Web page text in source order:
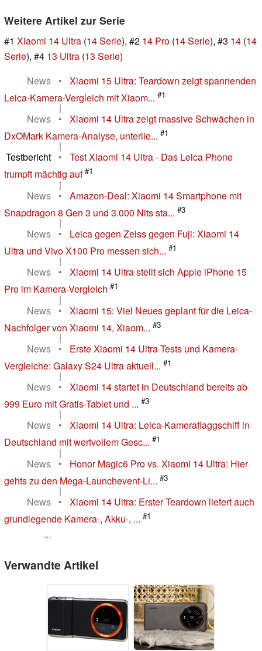
Weitere Artikel zur Serie
#1 Xiaomi 14 Ultra (14 Serie), #2 14 Pro (14 Serie), #3 14 (14
Serie), #4 13 Ultra (13 Serie)
News
•
Xiaomi 15 Ultra: Teardown zeigt spannenden
Leica-Kamera-Vergleich mit Xiaom... #1
|
News
•
Xiaomi 14 Ultra zeigt massive Schwächen in
DxOMark Kamera-Analyse, unterlie... #1
|
Testbericht
•
Test Xiaomi 14 Ultra - Das Leica Phone
trumpft mächtig auf #1
|
News
•
Amazon-Deal: Xiaomi 14 Smartphone mit
Snapdragon 8 Gen 3 und 3.000 Nits sta... #3
|
News
•
Leica gegen Zeiss gegen Fuji: Xiaomi 14
Ultra und Vivo X100 Pro messen sich... #1
|
News
•
Xiaomi 14 Ultra stellt sich Apple iPhone 15
Pro im Kamera-Vergleich #1
|
News
•
Xiaomi 15: Viel Neues geplant für die Leica-
Nachfolger von Xiaomi 14, Xiaom... #3
|
News
•
Erste Xiaomi 14 Ultra Tests und Kamera-
Vergleiche: Galaxy S24 Ultra aktuell... #1
|
News
•
Xiaomi 14 startet in Deutschland bereits ab
999 Euro mit Gratis-Tablet und ... #3
|
News
•
Xiaomi 14 Ultra: Leica-Kameraflaggschiff in
Deutschland mit wertvollem Gesc... #1
|
News
•
Honor Magic6 Pro vs. Xiaomi 14 Ultra: Hier
gehts zu den Mega-Launchevent-Li... #3
|
News
•
Xiaomi 14 Ultra: Erster Teardown liefert auch
grundlegende Kamera-, Akku-, ... #1
...
Verwandte Artikel